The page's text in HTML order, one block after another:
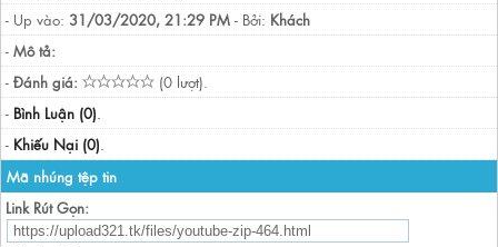
- Up vào: 31/03/2020, 21:29 PM - Bởi: Khách
- Mô tả:
- Đánh giá:
(0 lượt).
- Bình Luận (0).
- Khiếu Nại (0).
Mã nhúng tệp tin
Link Rút Gọn: